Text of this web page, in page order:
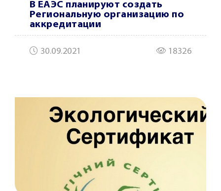
В ЕАЭС планируют создать
Региональную организацию по
аккредитации
30.09.2021 18326